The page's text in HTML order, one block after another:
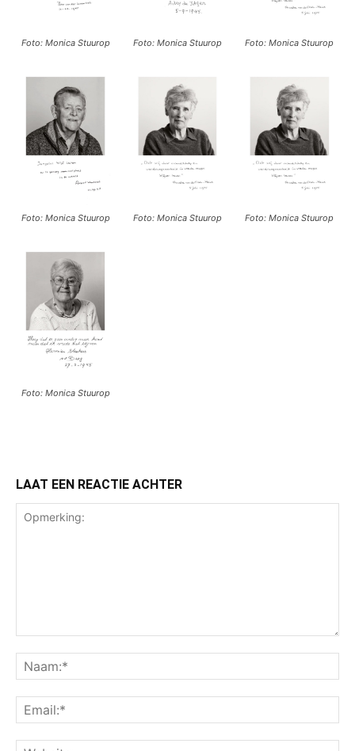
Foto: Monica Stuurop Foto: Monica Stuurop Foto: Monica Stuurop
Foto: Monica Stuurop Foto: Monica Stuurop Foto: Monica Stuurop
Foto: Monica Stuurop
LAAT EEN REACTIE ACHTER